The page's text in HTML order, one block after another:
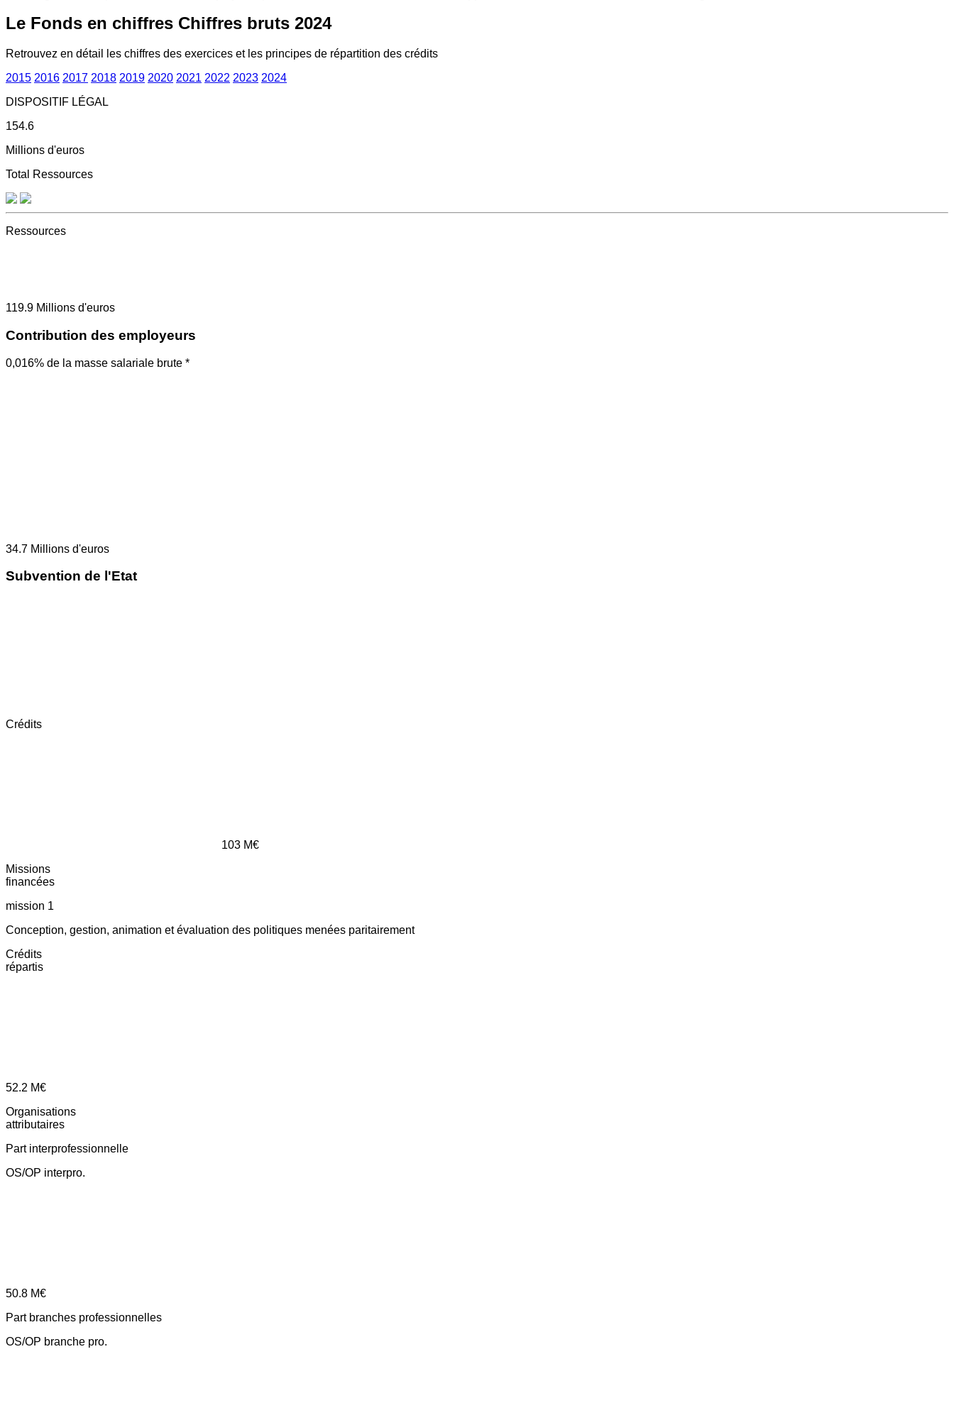
Le Fonds en chiffres Chiffres bruts 2024
Retrouvez en détail les chiffres des exercices et les principes de répartition des crédits
2015 2016 2017 2018 2019 2020 2021 2022 2023 2024
DISPOSITIF LÉGAL
154.6
Millions d'euros
Total Ressources
Ressources
119.9 Millions d'euros
Contribution des employeurs
0,016% de la masse salariale brute *
34.7 Millions d'euros
Subvention de l'Etat
Crédits
103 M€
Missions
financées
mission 1
Conception, gestion, animation et évaluation des politiques menées paritairement
Crédits
répartis
52.2 M€
Organisations
attributaires
Part interprofessionnelle
OS/OP interpro.
50.8 M€
Part branches professionnelles
OS/OP branche pro.